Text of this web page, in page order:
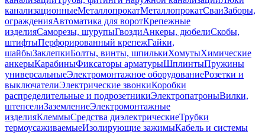
канализационныеМеталлопрокатМеталлопрокатСваиЗаборы,
огражденияАвтоматика для воротКрепежные
изделияСаморезы, шурупыГвоздиАнкеры, дюбелиСкобы,
штифтыПерфорированный крепежГайки,
шайбыЗаклепкиБолты, винты, шпилькиХомутыХимические
анкерыКарабиныФиксаторы арматурыШплинтыПружины
универсальныеЭлектромонтажное оборудованиеРозетки и
выключателиЭлектрические звонкиКоробки
распределительные и подрозетникиЭлектропатроныВилки,
штепселиЗаземлениеЭлектромонтажные
изделияКлеммыСредства диэлектрическиеТрубки
термоусаживаемыеИзолирующие зажимыКабель и системы